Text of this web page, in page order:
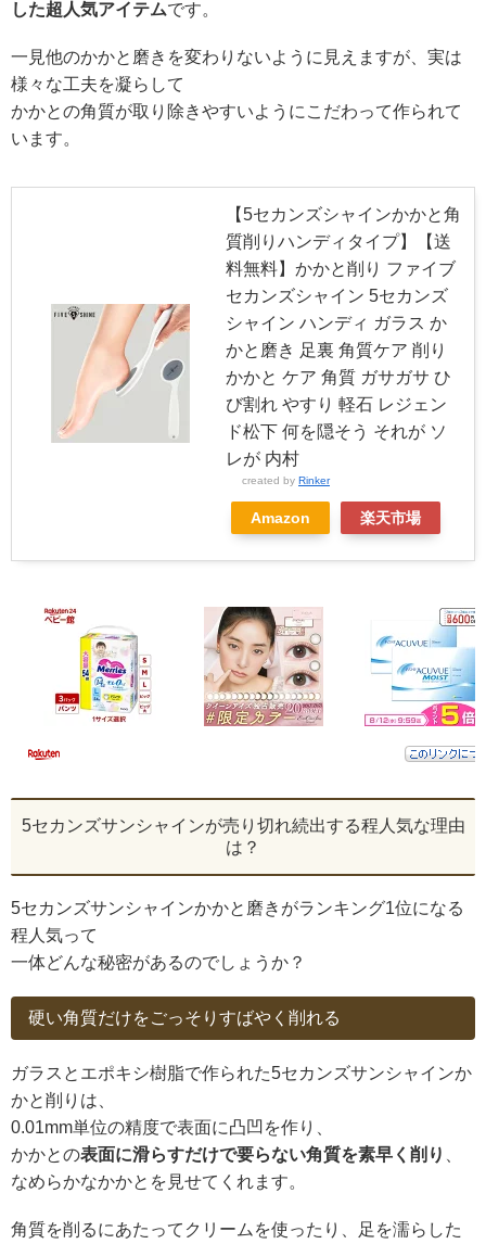
した超人気アイテムです。
一見他のかかと磨きを変わりないように見えますが、実は
様々な工夫を凝らして
かかとの角質が取り除きやすいようにこだわって作られて
います。
【5セカンズシャインかかと角
質削りハンディタイプ】【送
料無料】かかと削り ファイブ
セカンズシャイン 5セカンズ
シャイン ハンディ ガラス か
かと磨き 足裏 角質ケア 削り
かかと ケア 角質 ガサガサ ひ
び割れ やすり 軽石 レジェン
ド松下 何を隠そう それが ソ
レが 内村
created by Rinker
Amazon 楽天市場
5セカンズサンシャインが売り切れ続出する程人気な理由
は？
5セカンズサンシャインかかと磨きがランキング1位になる
程人気って
一体どんな秘密があるのでしょうか？
硬い角質だけをごっそりすばやく削れる
ガラスとエポキシ樹脂で作られた5セカンズサンシャインか
かと削りは、
0.01mm単位の精度で表面に凸凹を作り、
かかとの表面に滑らすだけで要らない角質を素早く削り
なめらかなかかとを見せてくれます。
角質を削るにあたってクリームを使ったり、足を濡らした